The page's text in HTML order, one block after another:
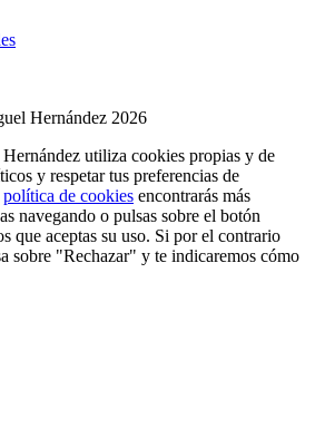
Hernández 2026
utiliza cookies propias y de
y respetar tus preferencias de
política de cookies encontrarás más
navegando o pulsas sobre el botón
que aceptas su uso. Si por el contrario
sobre "Rechazar" y te indicaremos cómo